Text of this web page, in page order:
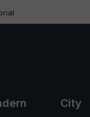
City